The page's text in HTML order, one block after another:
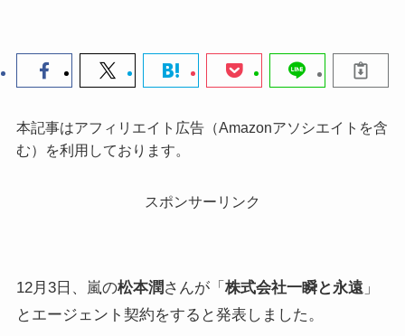
本記事はアフィリエイト広告（Amazonアソシエイトを含
む）を利用しております。
スポンサーリンク
12月3日、嵐の松本潤さんが「 株式会社一瞬と永遠」
とエージェント契約をすると発表しました。